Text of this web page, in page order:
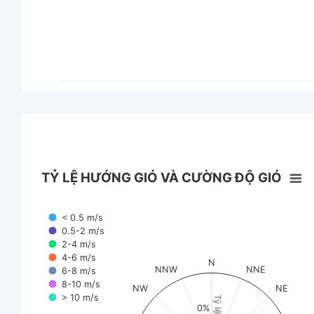
TỶ LỆ HƯỚNG GIÓ VÀ CƯỜNG ĐỘ GIÓ
< 0.5 m/s
0.5-2 m/s
2-4 m/s
4-6 m/s
6-8 m/s
8-10 m/s
> 10 m/s
N
NNE
NE
NW
NNW
0%